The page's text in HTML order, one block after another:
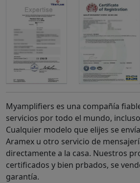
Myamplifiers es una compañía
servicios por todo el mundo,
Cualquier modelo que elijes se
Aramex u otro servicio de
directamente a la casa. Nuestros
certificados y bien prbados, se
garantía.